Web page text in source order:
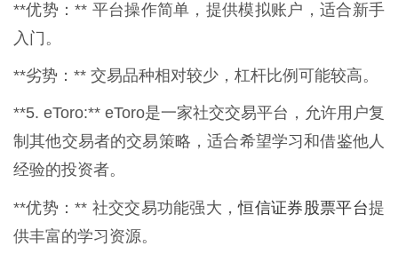
**优势：** 平台操作简单，提供模拟账户，适合新手
入门。
**劣势：** 交易品种相对较少，杠杆比例可能较高。
**5. eToro:** eToro是一家社交交易平台，允许用户复
制其他交易者的交易策略，适合希望学习和借鉴他人
经验的投资者。
**优势：** 社交交易功能强大，恒信证券股票平台提
供丰富的学习资源。